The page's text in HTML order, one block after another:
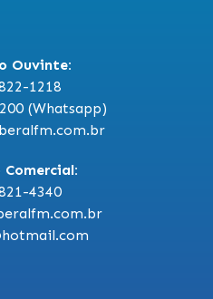
Ouvinte:
1218
(Whatsapp)
4340